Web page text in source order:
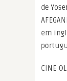
de
em
CINE